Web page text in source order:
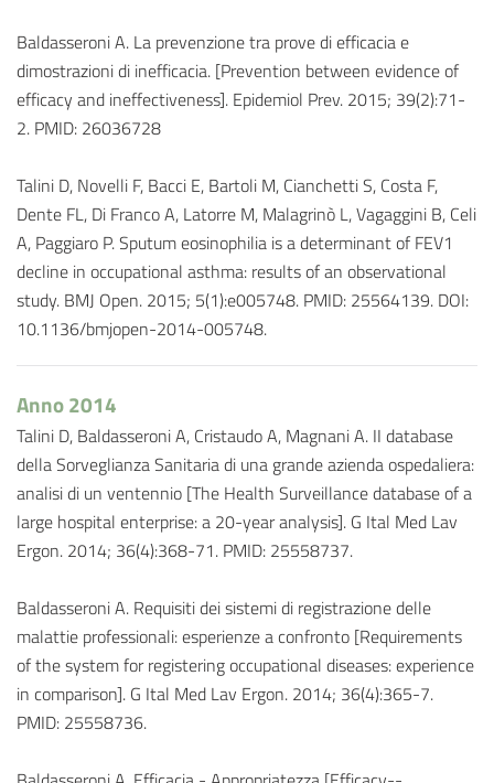
Baldasseroni A. La prevenzione tra prove di efficacia e
dimostrazioni di inefficacia. [Prevention between evidence of
efficacy and ineffectiveness]. Epidemiol Prev. 2015; 39(2):71-
2. PMID: 26036728
Talini D, Novelli F, Bacci E, Bartoli M, Cianchetti S, Costa F,
Dente FL, Di Franco A, Latorre M, Malagrinò L, Vagaggini B, Celi
A, Paggiaro P. Sputum eosinophilia is a determinant of FEV1
decline in occupational asthma: results of an observational
study. BMJ Open. 2015; 5(1):e005748. PMID: 25564139. DOI:
10.1136/bmjopen-2014-005748.
Anno 2014
Talini D, Baldasseroni A, Cristaudo A, Magnani A. II database
della Sorveglianza Sanitaria di una grande azienda ospedaliera:
analisi di un ventennio [The Health Surveillance database of a
large hospital enterprise: a 20-year analysis]. G Ital Med Lav
Ergon. 2014; 36(4):368-71. PMID: 25558737.
Baldasseroni A. Requisiti dei sistemi di registrazione delle
malattie professionali: esperienze a confronto [Requirements
of the system for registering occupational diseases: experience
in comparison]. G Ital Med Lav Ergon. 2014; 36(4):365-7.
PMID: 25558736.